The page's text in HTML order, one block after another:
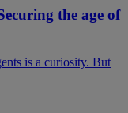
the age of
is a curiosity. But